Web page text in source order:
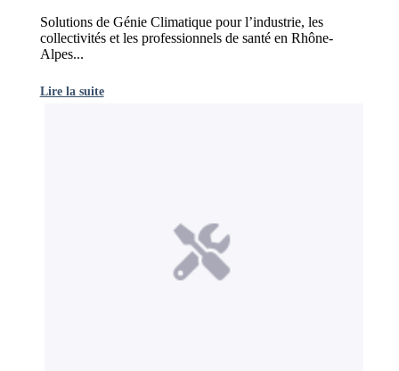
Solutions de Génie Climatique pour l’industrie, les
collectivités et les professionnels de santé en Rhône-
Alpes...
Lire la suite